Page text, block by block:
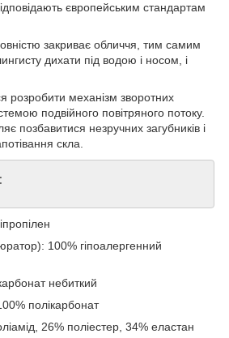
європейським стандартам
закриває обличчя, тим самим
дихати під водою і носом, і
розробити механізм зворотних
подвійного повітряного потоку.
позбавитися незручних загубників і
скла.
100% гіпоалергенний
небиткий
полікарбонат
26% поліестер, 34% еластан